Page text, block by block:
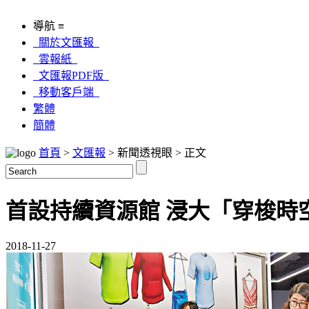
導航 ≡
關於文匯報
雲報紙
文匯報PDF版
移動客戶端
繁體
簡體
首頁 > 文匯報 > 新聞透視眼 > 正文
首設持續資源館 浸大「穿梭時
2018-11-27